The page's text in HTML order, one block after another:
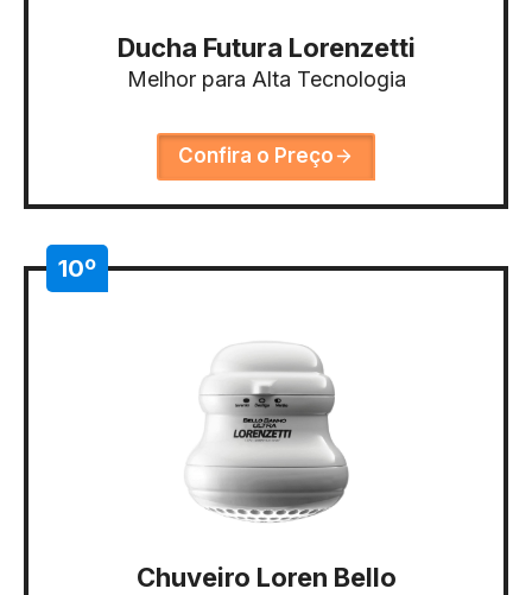
Ducha Futura Lorenzetti
Melhor para Alta Tecnologia
Confira o Preço
10º
Chuveiro Loren Bello